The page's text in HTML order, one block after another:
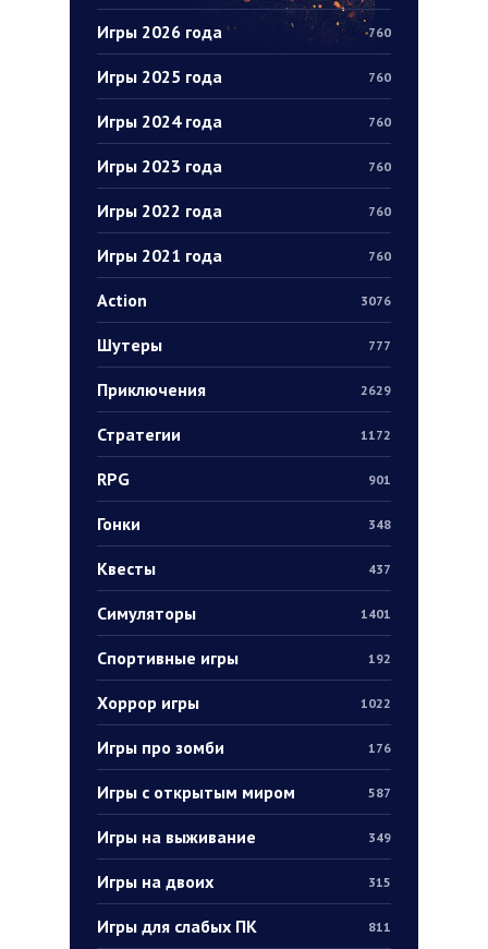
Игры 2026 года 760
Игры 2025 года 760
Игры 2024 года 760
Игры 2023 года 760
Игры 2022 года 760
Игры 2021 года 760
Action 3076
Шутеры 777
Приключения 2629
Стратегии 1172
RPG 901
Гонки 348
Квесты 437
Симуляторы 1401
Спортивные игры 192
Хоррор игры 1022
Игры про зомби 176
Игры с открытым миром 587
Игры на выживание 349
Игры на двоих 315
Игры для слабых ПК 811